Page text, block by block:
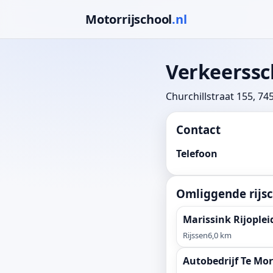
Motorrijschool.nl
Churchillstraat 155,
Contact
Telefoon
Omliggende
Marissink
Rijssen6,0 km
Autobedrijf Te